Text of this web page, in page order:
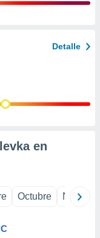
Detalle
en
Octubre